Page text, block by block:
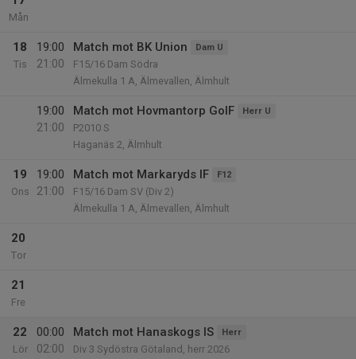
Mån
18
Tis
19:00
21:00
Match mot BK Union Dam U
F15/16 Dam Södra
Älmekulla 1 A, Älmevallen, Älmhult
19:00
21:00
Match mot Hovmantorp GoIF Herr U
P2010 S
Haganäs 2, Älmhult
19
Ons
19:00
21:00
Match mot Markaryds IF F12
F15/16 Dam SV (Div 2)
Älmekulla 1 A, Älmevallen, Älmhult
20
Tor
21
Fre
22
Lör
00:00
02:00
Match mot Hanaskogs IS Herr
Div 3 Sydöstra Götaland, herr 2026